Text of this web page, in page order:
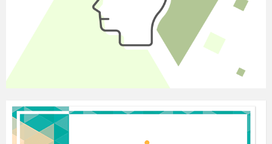
бесплодны и полны ошибок».
(Леонардо да Винчи)
Ход урока
2.Проверка домашнего задания
Проводится учителем географии